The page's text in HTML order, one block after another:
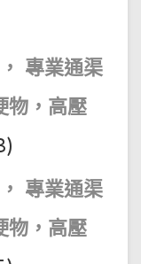
專業通渠
物，高壓
專業通渠
物，高壓